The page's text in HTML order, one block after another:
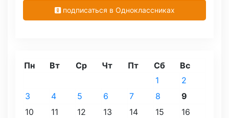
подписаться в Одноклассниках
Пн Вт Ср Чт Пт Сб Вс
1
2
3
4 5 6 7 8
9
10
11 12 13 14 15
16